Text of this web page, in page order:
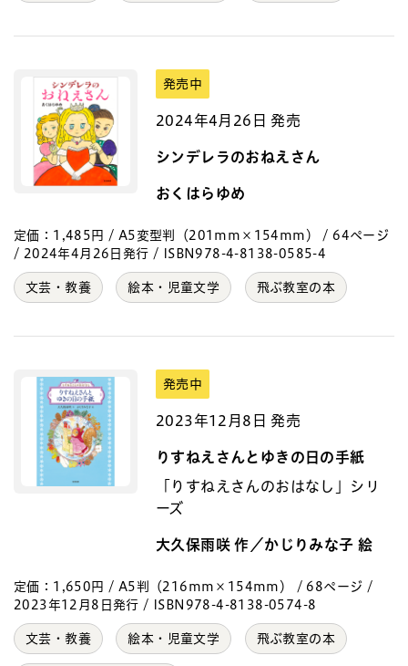
発売中
2024年4月26日 発売
シンデレラのおねえさん
おくはらゆめ
定価：1,485円 / A5変型判（201mm×154mm） / 64ページ
/ 2024年4月26日発行 / ISBN978-4-8138-0585-4
文芸・教養 絵本・児童文学 飛ぶ教室の本
発売中
2023年12月8日 発売
りすねえさんとゆきの日の手紙
「りすねえさんのおはなし」シリ
ーズ
大久保雨咲 作／かじりみな子 絵
定価：1,650円 / A5判（216mm×154mm） / 68ページ /
2023年12月8日発行 / ISBN978-4-8138-0574-8
文芸・教養 絵本・児童文学 飛ぶ教室の本